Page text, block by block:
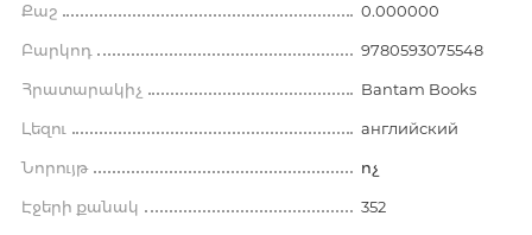
Քաշ 0.000000
Բարկոդ 9780593075548
Հրատարակիչ Bantam Books
Լեզու английский
Նորույթ ոչ
Էջերի քանակ 352